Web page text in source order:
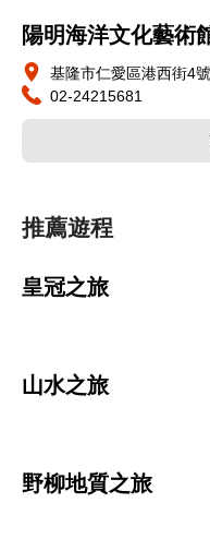
陽明海洋文化藝術
基隆市仁愛區港西街4號
02-24215681
推薦遊程
皇冠之旅
山水之旅
野柳地質之旅